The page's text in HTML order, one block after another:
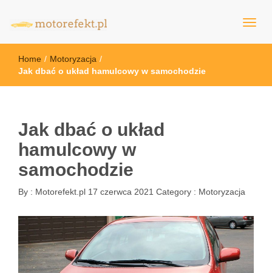
motorefekt.pl
Home / Motoryzacja /
Jak dbać o układ hamulcowy w samochodzie
Jak dbać o układ
hamulcowy w
samochodzie
By : Motorefekt.pl 17 czerwca 2021 Category : Motoryzacja